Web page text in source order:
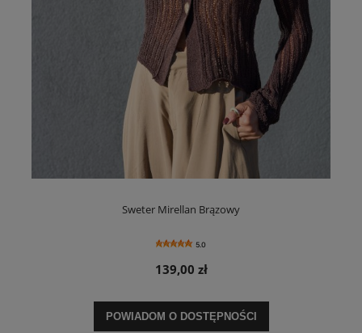
Sweter Mirellan Brązowy
5.0
139,00 zł
POWIADOM O DOSTĘPNOŚCI